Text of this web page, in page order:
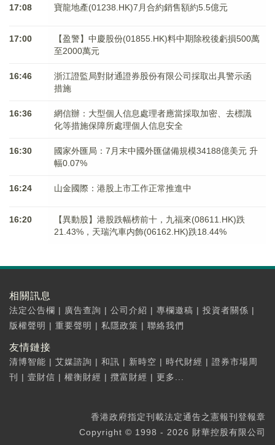
17:08 寶龍地產(01238.HK)7月合約銷售額約5.5億元
17:00
【盈警】中慶股份(01855.HK)料中期除稅後虧損500萬
至2000萬元
16:46
浙江證監局對財通證券股份有限公司採取出具警示函
措施
16:36
網信辦：大型個人信息處理者應當採取加密、去標識
化等措施保障所處理個人信息安全
16:30
國家外匯局：7月末中國外匯儲備規模34188億美元 升
幅0.07%
16:24 山金國際：港股上市工作正常推進中
16:20
【異動股】港股跌幅榜前十，九福來(08611.HK)跌
21.43%，天瑞汽車内飾(06162.HK)跌18.44%
相關訊息
法定公告欄 | 廣告查詢 | 公司介紹 | 專欄邀稿 | 投資者關係 |
版權聲明 | 重要聲明 | 私隱政策 | 聯絡我們
友情鏈接
清博智能 | 艾媒諮詢 | 和訊 | 新時空 | 時代財經 | 證券市場周
刊
| 壹財信 | 權衡財經 | 攬富財經 | 更多...
香港政府指定刊載法定通告之憲報刊登報章
Copyright © 1998 - 2026 財華控股有限公司